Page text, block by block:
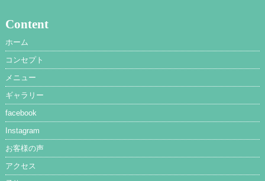
Content
ホーム
コンセプト
メニュー
ギャラリー
facebook
Instagram
お客様の声
アクセス